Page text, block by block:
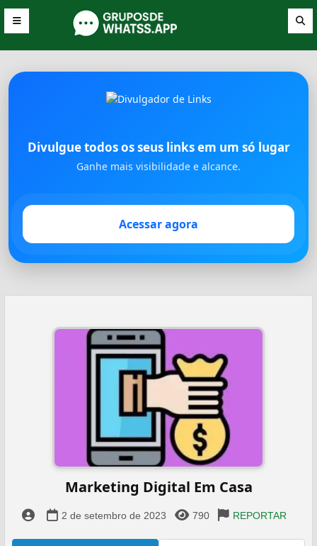
Divulgue todos os seus links em um só lugar
Ganhe mais visibilidade e alcance.
Acessar agora
Marketing Digital Em Casa
2 de setembro de 2023 790 REPORTAR